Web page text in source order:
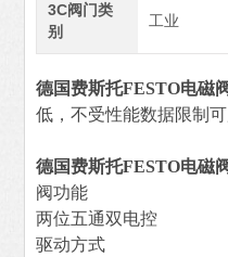
3C阀门类
别
工业
德国费斯托FESTO电磁
低，不受性能数据限制
德国费斯托FESTO电磁
阀功能
两位五通双电控
驱动方式